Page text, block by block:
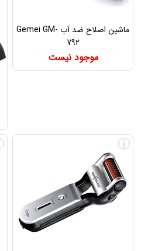
ماشین اصلاح ضد آب Gemei GM-
792
موجود نیست
i